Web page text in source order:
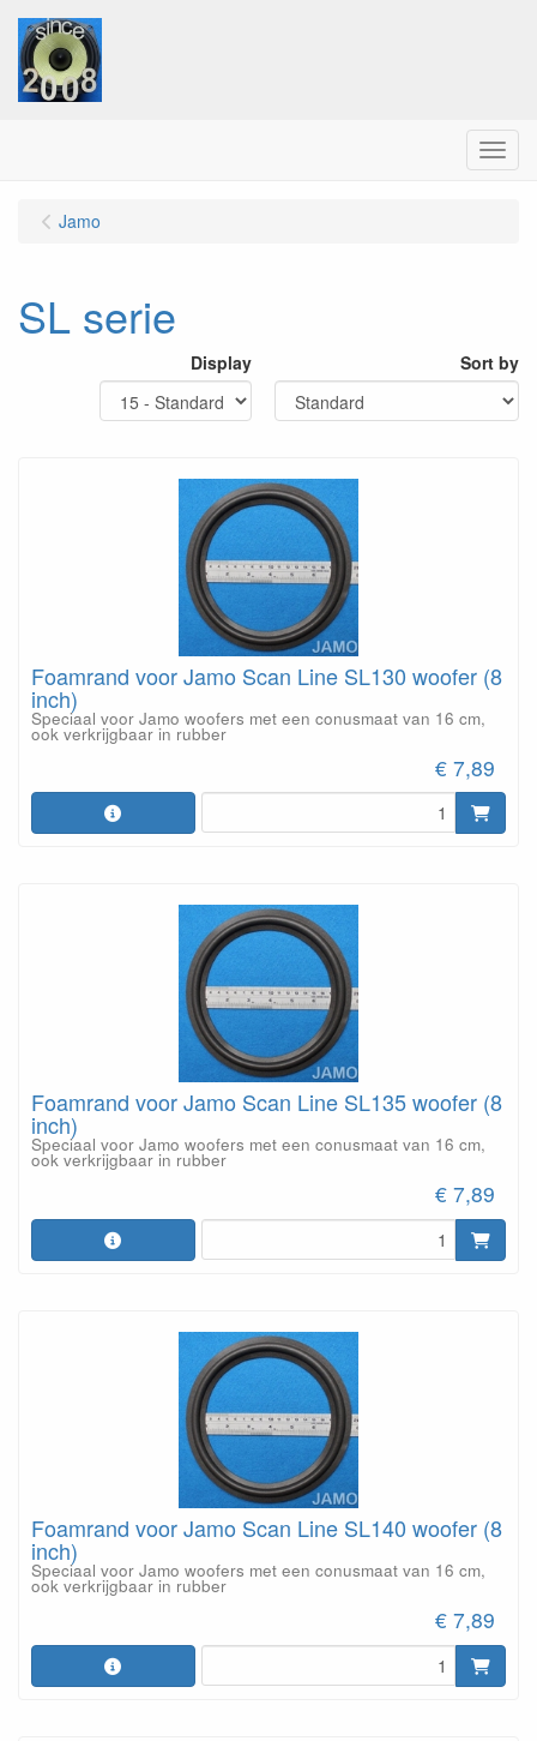
Menu
Jamo
SL serie
Display Sort by
Foamrand voor Jamo Scan Line SL130 woofer (8
inch)
Speciaal voor Jamo woofers met een conusmaat van 16 cm,
ook verkrijgbaar in rubber
€ 7,89
Foamrand voor Jamo Scan Line SL135 woofer (8
inch)
Speciaal voor Jamo woofers met een conusmaat van 16 cm,
ook verkrijgbaar in rubber
€ 7,89
Foamrand voor Jamo Scan Line SL140 woofer (8
inch)
Speciaal voor Jamo woofers met een conusmaat van 16 cm,
ook verkrijgbaar in rubber
€ 7,89